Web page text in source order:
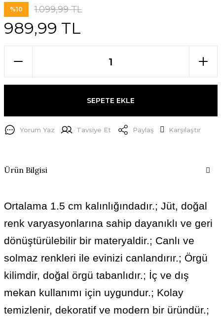
%10 1.099,99 TL
989,99 TL
SEPETE EKLE
Yorum Yaz Tavsiye Et Paylaş Karşılaştır
Ürün Bilgisi
Ortalama 1.5 cm kalınlığındadır.; Jüt, doğal
renk varyasyonlarına sahip dayanıklı ve geri
dönüştürülebilir bir materyaldir.; Canlı ve
solmaz renkleri ile evinizi canlandırır.; Örgü
kilimdir, doğal örgü tabanlıdır.; İç ve dış
mekan kullanımı için uygundur.; Kolay
temizlenir, dekoratif ve modern bir üründür.;